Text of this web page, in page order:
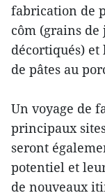
fabrication de
côm (grains
décortiqués)
de pâtes au
Un voyage de
principaux
seront
potentiel et
de nouveaux